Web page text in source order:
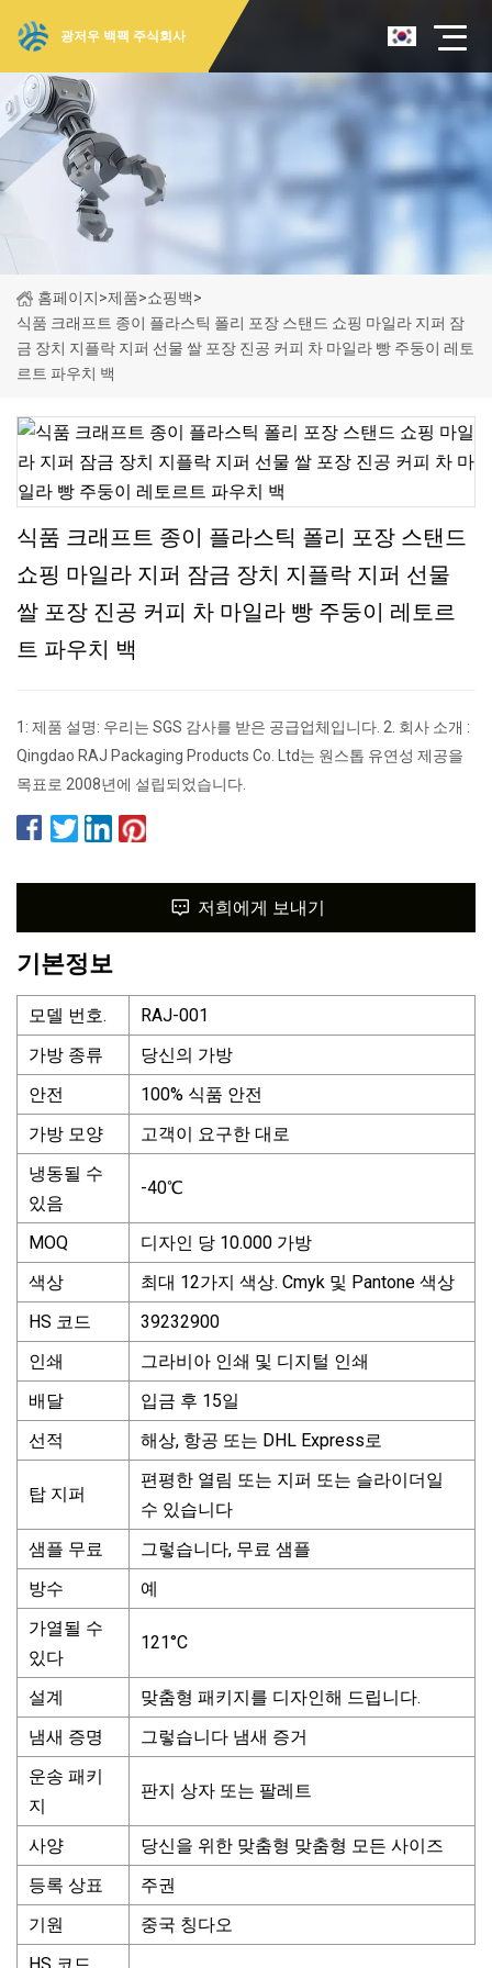
광저우 백팩 주식회사
홈페이지>제품>쇼핑백>
식품 크래프트 종이 플라스틱 폴리 포장 스탠드 쇼핑 마일라 지퍼 잠
금 장치 지플락 지퍼 선물 쌀 포장 진공 커피 차 마일라 빵 주둥이 레토
르트 파우치 백
식품 크래프트 종이 플라스틱 폴리 포장 스탠드
쇼핑 마일라 지퍼 잠금 장치 지플락 지퍼 선물
쌀 포장 진공 커피 차 마일라 빵 주둥이 레토르
트 파우치 백
1: 제품 설명: 우리는 SGS 감사를 받은 공급업체입니다. 2. 회사 소개 :
Qingdao RAJ Packaging Products Co. Ltd는 원스톱 유연성 제공을
목표로 2008년에 설립되었습니다.
저희에게 보내기
기본정보
모델 번호.
RAJ-001
가방 종류
당신의 가방
안전
100% 식품 안전
가방 모양
고객이 요구한 대로
냉동될 수
있음
-40℃
MOQ
디자인 당 10.000 가방
색상
최대 12가지 색상. Cmyk 및 Pantone 색상
HS 코드
39232900
인쇄
그라비아 인쇄 및 디지털 인쇄
배달
입금 후 15일
선적
해상, 항공 또는 DHL Express로
탑 지퍼
편평한 열림 또는 지퍼 또는 슬라이더일
수 있습니다
샘플 무료
그렇습니다, 무료 샘플
방수
예
가열될 수
있다
121°C
설계
맞춤형 패키지를 디자인해 드립니다.
냄새 증명
그렇습니다 냄새 증거
운송 패키
지
판지 상자 또는 팔레트
사양
당신을 위한 맞춤형 맞춤형 모든 사이즈
등록 상표
주권
기원
중국 칭다오